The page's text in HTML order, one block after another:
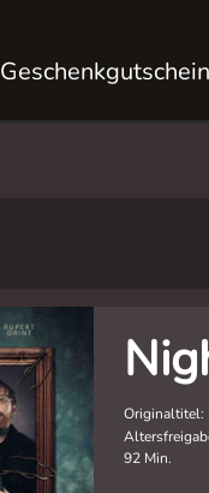
Geschenkgutschein
Originaltitel:
92 Min.